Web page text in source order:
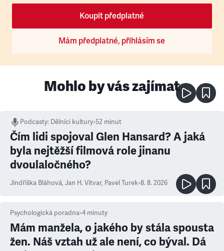
Koupit předplatné
Mám předplatné, přihlásím se
Mohlo by vás zajímat
Podcasty: Dělníci kultury•52 minut
Čím lidi spojoval Glen Hansard? A jaká
byla nejtěžší filmová role jinanu
dvoulaločného?
Jindřiška Bláhová, Jan H. Vitvar, Pavel Turek•8. 8. 2026
Psychologická poradna•4 minuty
Mám manžela, o jakého by stála spousta
žen. Náš vztah už ale není, co býval. Dá